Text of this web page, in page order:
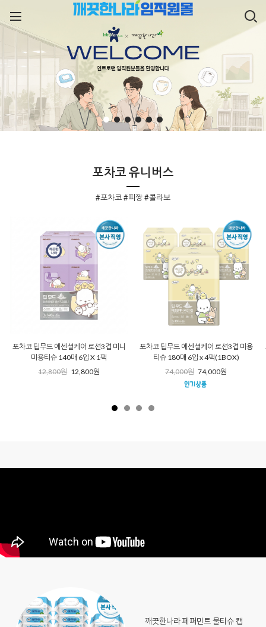
포차코 유니버스
#포차코 #피짱 #콜라보
포차코 딥무드 에센셜케어 로션3겹 미니
미용티슈 140매 6입 X 1팩
12,800원 12,800원
포차코 딥무드 에센셜케어 로션3겹 미용
티슈 180매 6입 x 4팩(1BOX)
74,000원 74,000원
깨끗한나라 페퍼민트 물티슈 캡